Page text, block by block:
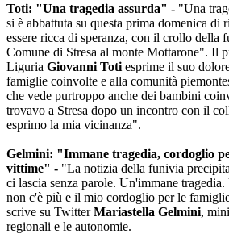
Toti: "Una tragedia assurda" - "Una
si è abbattuta su questa prima domenica di
essere ricca di speranza, con il crollo della
Comune di Stresa al monte Mottarone". Il
Liguria Giovanni Toti esprime il suo
famiglie coinvolte e alla comunità
che vede purtroppo anche dei bambini
trovavo a Stresa dopo un incontro con il
esprimo la mia vicinanza".
Gelmini: "Immane tragedia, cordoglio
vittime" - "La notizia della funivia
ci lascia senza parole. Un'immane
non c'è più e il mio cordoglio per le
scrive su TwitterMariastella Gelmini,
regionali e le autonomie.